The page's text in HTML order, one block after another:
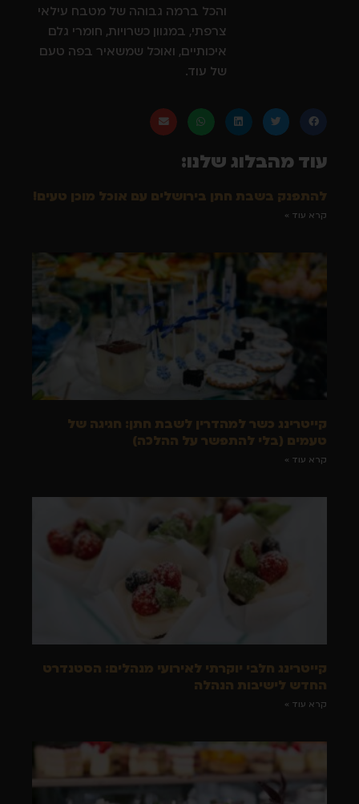
והכל ברמה גבוהה של מטבח עילאי
צרפתי, במגוון כשרויות, חומרי גלם
איכותיים, ואוכל שמשאיר בפה טעם
של עוד.
עוד מהבלוג שלנו:
להתפנק בשבת חתן בירושלים עם אוכל מוכן טעים!
קרא עוד »
קייטרינג כשר למהדרין לשבת חתן: חגיגה של
טעמים (בלי להתפשר על ההלכה)
קרא עוד »
קייטרינג חלבי יוקרתי לאירועי מנהלים: הסטנדרט
החדש לישיבות הנהלה
קרא עוד »